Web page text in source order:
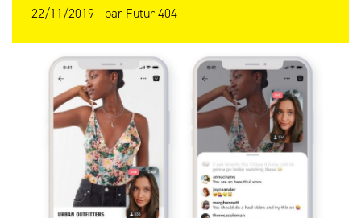
22/11/2019 - par Futur 404